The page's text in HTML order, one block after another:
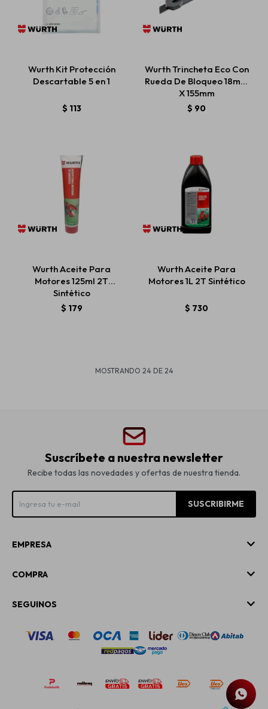
Wurth Kit Protección
Descartable 5 en 1
$ 113
Wurth Trincheta Eco Con
Rueda De Bloqueo 18mm
X 155mm
$ 90
Wurth Aceite Para
Motores 125ml 2T
Sintético
$ 179
Wurth Aceite Para
Motores 1L 2T Sintético
$ 730
MOSTRANDO 24 DE 24
Suscríbete a nuestra newsletter
Recibe todas las novedades y ofertas de nuestra tienda.
SUSCRIBIRME
EMPRESA
COMPRA
SEGUINOS